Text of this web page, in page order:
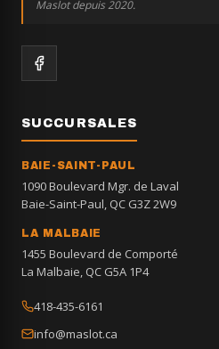
Maslot depuis 2020.
SUCCURSALES
BAIE-SAINT-PAUL
1090 Boulevard Mgr. de Laval
Baie-Saint-Paul, QC G3Z 2W9
LA MALBAIE
1455 Boulevard de Comporté
La Malbaie, QC G5A 1P4
418-435-6161
info@maslot.ca